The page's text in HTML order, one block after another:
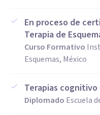
En proceso de
Terapia de
Curso Formativo
Esquemas, México
Terapias
Diplomado Escuela